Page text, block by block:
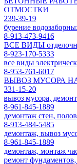
ОТМОСТКИ
239-39-19
бурение
8-913-473-9416
ВСЕ ВИДЫ
8-923-170-5333
все виды
8-953-761-6017
ВЫВОЗ МУСОРА
331-15-20
вывоз мусора,
8-961-845-1889
демонтаж стен,
8-913-484-5485
демонтаж, вывоз
8-961-845-1889
демонтаж, монтаж
ремонт